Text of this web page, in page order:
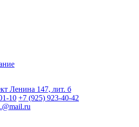
Ленина 147, лит. б
10 +7 (925) 923-40-42